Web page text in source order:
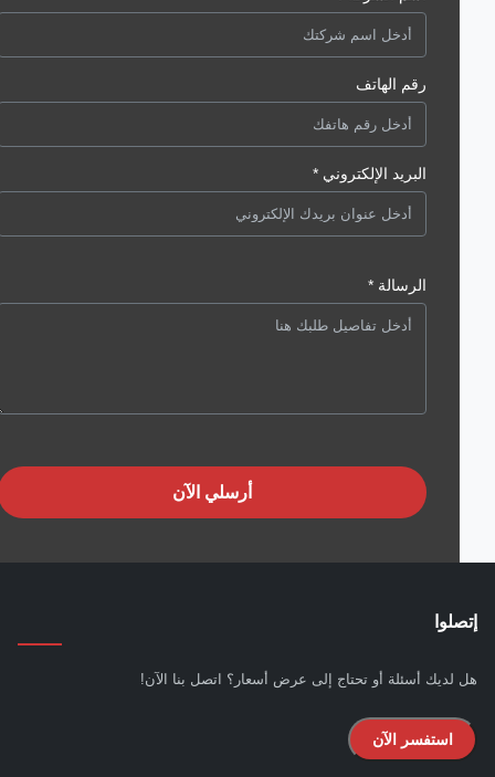
رقم الهاتف
البريد الإلكتروني *
الرسالة *
أرسلي الآن
أسئلة أو تحتاج إلى عرض أسعار؟ اتصل بنا الآن!
استفسر الآن